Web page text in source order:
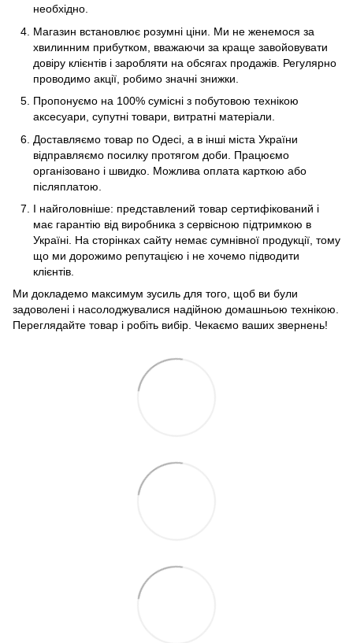
необхідно.
Магазин встановлює розумні ціни. Ми не женемося за
хвилинним прибутком, вважаючи за краще завойовувати
довіру клієнтів і заробляти на обсягах продажів. Регулярно
проводимо акції, робимо значні знижки.
Пропонуємо на 100% сумісні з побутовою технікою
аксесуари, супутні товари, витратні матеріали.
Доставляємо товар по Одесі, а в інші міста України
відправляємо посилку протягом доби. Працюємо
організовано і швидко. Можлива оплата карткою або
післяплатою.
І найголовніше: представлений товар сертифікований і
має гарантію від виробника з сервісною підтримкою в
Україні. На сторінках сайту немає сумнівної продукції, тому
що ми дорожимо репутацією і не хочемо підводити
клієнтів.
Ми докладемо максимум зусиль для того, щоб ви були
задоволені і насолоджувалися надійною домашньою технікою.
Переглядайте товар і робіть вибір. Чекаємо ваших звернень!